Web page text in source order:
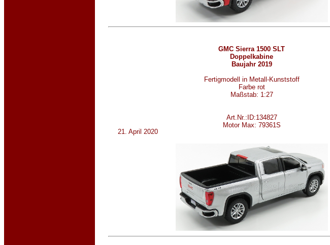
21. April 2020
GMC Sierra 1500 SLT
Doppelkabine
Baujahr 2019
Fertigmodell in Metall-Kunststoff
Farbe rot
Maßstab: 1:27
Art.Nr.:ID:134827
Motor Max: 79361S